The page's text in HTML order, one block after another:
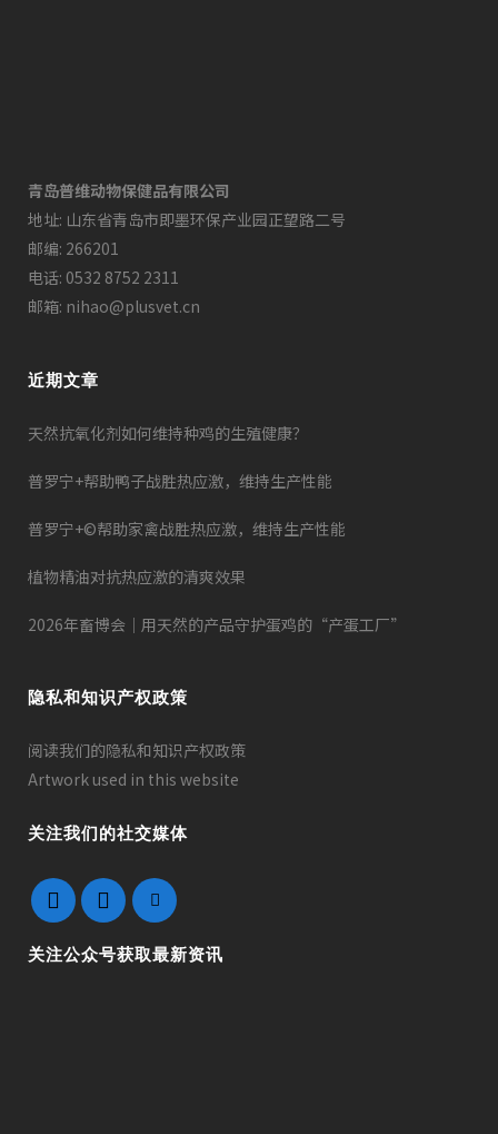
青岛普维动物保健品有限公司
地址: 山东省青岛市即墨环保产业园正望路二号
邮编: 266201
电话: 0532 8752 2311
邮箱: nihao@plusvet.cn
近期文章
天然抗氧化剂如何维持种鸡的生殖健康？
普罗宁+帮助鸭子战胜热应激，维持生产性能
普罗宁+©帮助家禽战胜热应激，维持生产性能
植物精油对抗热应激的清爽效果
2026年畜博会｜用天然的产品守护蛋鸡的“产蛋工厂”
隐私和知识产权政策
阅读我们的隐私和知识产权政策
Artwork used in this website
关注我们的社交媒体
关注公众号获取最新资讯